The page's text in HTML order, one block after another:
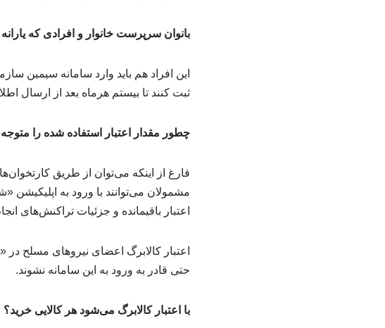
بانوان سرپرست خانوار و افرادی که
این افراد هم باید وارد سامانه سیمین
ثبت کنند تا بیستم هرماه بعد از ارسال
چطور مقدار اعتبار استفاده شده را
فارغ از اینکه می‌توان از طریق
مشمولان می‌توانند با ورود به
اعتبار باقیمانده و جزئیات تراکنش‌های
اعتبار کالابرگ اعضای نیروهای مسلح
حتی قادر به ورود به این سامانه نشوند.
با اعتبار کالابرگ می‌شود هر کالایی خرید؟